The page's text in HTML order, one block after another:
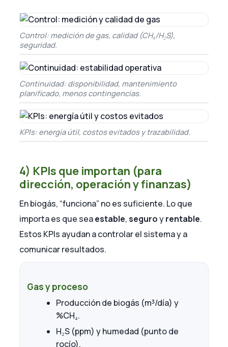
Control: medición de gas, calidad (CH₄/H₂S),
seguridad.
Continuidad: disponibilidad, mantenimiento
planificado, menos contingencias.
KPIs: energía útil, costos evitados y trazabilidad.
4) KPIs que importan (para
dirección, operación y finanzas)
En biogás, “funciona” no es suficiente. Lo que
importa es que seaestable,seguroyrentable.
Estos KPIs ayudan a controlar el sistema y a
comunicar resultados.
Gas y proceso
Producción de biogás (m³/día) y
%CH₄.
H₂S (ppm) y humedad (punto de
rocío).